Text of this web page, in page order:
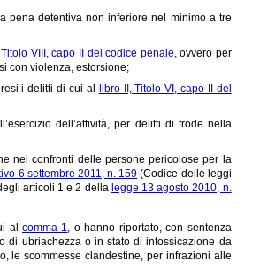
pena detentiva non inferiore nel minimo a tre
Titolo VIII, capo II del codice penale, ovvero per
con violenza, estorsione;
i delitti di cui al
libro II, Titolo VI, capo II del
dell’attività, per delitti di frode nella
nei confronti delle persone pericolose per la
6 settembre 2011, n. 159 (Codice delle leggi
articoli 1 e 2 della legge 13 agosto 2010, n.
al comma 1, o hanno riportato, con sentenza
di ubriachezza o in stato di intossicazione da
le scommesse clandestine, per infrazioni alle